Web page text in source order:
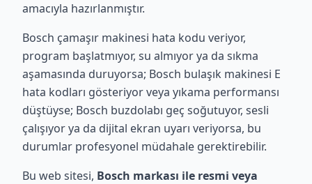
amacıyla hazırlanmıştır.
Bosch çamaşır makinesi hata kodu veriyor,
program başlatmıyor, su almıyor ya da sıkma
aşamasında duruyorsa; Bosch bulaşık makinesi E
hata kodları gösteriyor veya yıkama performansı
düştüyse; Bosch buzdolabı geç soğutuyor, sesli
çalışıyor ya da dijital ekran uyarı veriyorsa, bu
durumlar profesyonel müdahale gerektirebilir.
Bu web sitesi, Bosch markası ile resmi veya